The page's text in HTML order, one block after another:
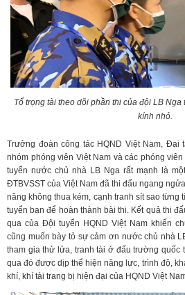
Tổ trọng tài theo dõi phần thi của đội LB
kính nhỏ.
Trưởng đoàn công tác HQND Việt Nam, Đại
nhóm phóng viên Việt Nam và các phóng
tuyển nước chủ nhà LB Nga rất mạnh là
ĐTBVSST của Việt Nam đã thi đấu ngang
năng không thua kém, cạnh tranh sít sao từng
tuyển bạn để hoàn thành bài thi. Kết quả thi
qua của Đội tuyển HQND Việt Nam khiến
cũng muốn bày tỏ sự cảm ơn nước chủ nhà
tham gia thử lửa, tranh tài ở đấu trường quốc
qua đó được dịp thể hiện năng lực, trình độ,
khí, khí tài trang bị hiện đại của HQND Việt